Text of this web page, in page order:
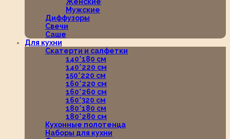
Мужские
Диффузоры
Свечи
Саше
Для кухни
Скатерти и салфетки
140*180 см
140*220 см
150*220 см
160*220 см
160*260 см
160*320 см
180*180 см
180*280 см
Кухонные полотенца
Наборы для кухни